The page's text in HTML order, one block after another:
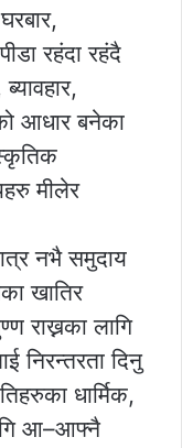
रहंदा रहंदै
आधार बनेका
मीलेर
नभै समुदाय
खातिर
राख्नका लागि
निरन्तरता दिनु
धार्मिक,
आ–आफ्नै